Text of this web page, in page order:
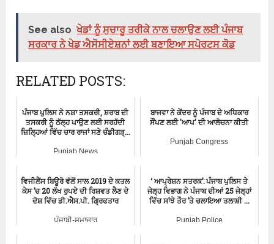
See also ਖੇਡਾਂ ਨੂੰ ਸੁਚਾਰੂ ਤਰੀਕੇ ਨਾਲ ਚਲਾਉਣ ਲਈ ਪੰਜਾਬ
ਸਰਕਾਰ ਨੇ ਖੇਡ ਐਸੋਸੀਏਸ਼ਨਾਂ ਲਈ ਬਣਾਇਆ ਸਪੋਰਟਸ ਕੋਡ
RELATED POSTS:
ਪੰਜਾਬ ਪੁਲਿਸ ਨੇ ਨਸ਼ਾ ਤਸਕਰੀ, ਸ਼ਰਾਬ ਦੀ
ਤਸਕਰੀ ਨੂੰ ਠੱਲ੍ਹ ਪਾਉਣ ਲਈ ਸਰਹੱਦੀ
ਜ਼ਿਲਿ੍ਹਆਂ ਵਿੱਚ ਚਾਰ ਰਾਜਾਂ ਸਣੇ ਚੰਡੀਗੜ੍...
Punjab News
ਬਾਜਵਾ ਨੇ ਕੇਂਦਰ ਨੂੰ ਪੰਜਾਬ ਦੇ ਅਧਿਕਾਰ
ਸੌਂਪਣ ਲਈ 'ਆਪ' ਦੀ ਆਲੋਚਨਾ ਕੀਤੀ
Punjab Congress
ਵਿਜੀਲੈਂਸ ਬਿਊਰੋ ਵੱਲੋਂ ਸਾਲ 2019 ਦੇ ਕਤਲ
ਕੇਸ ’ਚ 20 ਲੱਖ ਰੁਪਏ ਦੀ ਰਿਸ਼ਵਤ ਲੈਣ ਦੇ
ਦੋਸ਼ ਵਿੱਚ ਡੀ.ਐਸ.ਪੀ. ਗ੍ਰਿਫਤਾਰ
ਪੰਜਾਬੀ-ਸਮਾਚਾਰ
‘ ਆਪ੍ਰੇਸ਼ਨ ਸਤਰਕ’: ਪੰਜਾਬ ਪੁਲਿਸ ਤੇ
ਜੇਲ੍ਹ ਵਿਭਾਗ ਨੇ ਪੰਜਾਬ ਦੀਆਂ 25 ਜੇਲ੍ਹਾਂ
ਵਿੱਚ ਸਾਂਝੇ ਤੌਰ ’ਤੇ ਚਲਾਇਆ ਤਲਾਸ਼ੀ ...
Punjab Police